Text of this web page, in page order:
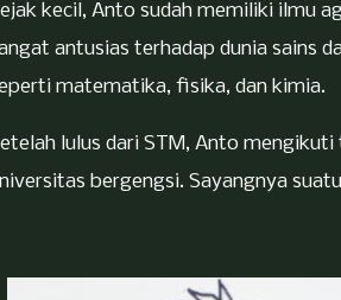
kecil, Anto sudah memiliki ilmu
antusias terhadap dunia sains
matematika, fisika, dan kimia.
lulus dari STM, Anto
bergengsi. Sayangnya